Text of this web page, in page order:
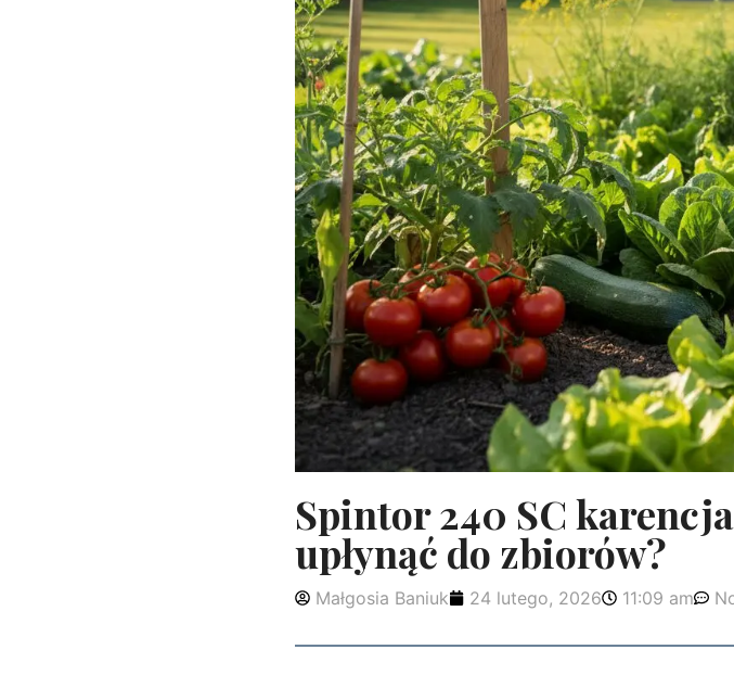
Spintor 240 SC
upłynąć do zbiorów?
Małgosia Baniuk 24 lutego, 2026 11:09 am